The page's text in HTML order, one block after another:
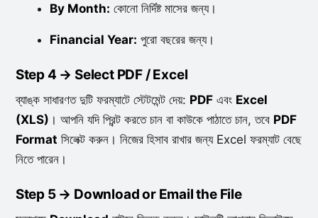
By Month: কোনো নির্দিষ্ট মাসের জন্য।
Financial Year: পুরো বছরের জন্য।
Step 4 → Select PDF / Excel
ব্যাঙ্ক সাধারণত দুটি ফরম্যাটে স্টেটমেন্ট দেয়: PDFএবং Excel
(XLS) । আপনি যদি প্রিন্ট করতে চান বা কাউকে পাঠাতে চান, তবে PDF
Format সিলেক্ট করুন। নিজের হিসাব রাখার জন্য Excel ফরম্যাট বেছে
নিতে পারেন।
Step 5 → Download or Email the File